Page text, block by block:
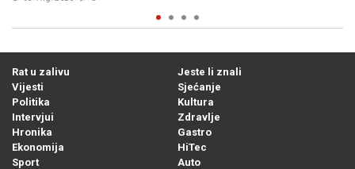
Rat u zalivu
Vijesti
Politika
Intervjui
Hronika
Ekonomija
Sport
Jeste li znali
Sjećanje
Kultura
Zdravlje
Gastro
HiTec
Auto